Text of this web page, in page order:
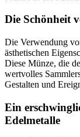
Die Schönheit
Die Verwendung
ästhetischen
Diese Münze, die
wertvolles
Gestalten und
Ein
Edelmetalle